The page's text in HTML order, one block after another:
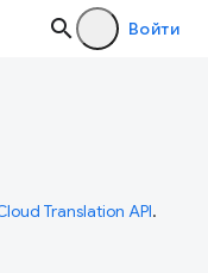
Войти
Translation API.